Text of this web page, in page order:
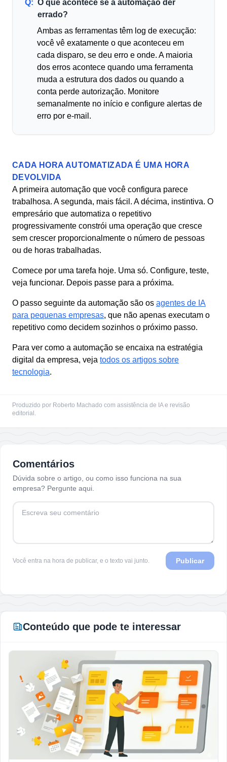
Q: O que acontece se a automação der
errado?
Ambas as ferramentas têm log de execução:
você vê exatamente o que aconteceu em
cada disparo, se deu erro e onde. A maioria
dos erros acontece quando uma ferramenta
muda a estrutura dos dados ou quando a
conta perde autorização. Monitore
semanalmente no início e configure alertas de
erro por e-mail.
CADA HORA AUTOMATIZADA É UMA HORA
DEVOLVIDA
A primeira automação que você configura parece
trabalhosa. A segunda, mais fácil. A décima, instintiva. O
empresário que automatiza o repetitivo
progressivamente constrói uma operação que cresce
sem crescer proporcionalmente o número de pessoas
ou de horas trabalhadas.
Comece por uma tarefa hoje. Uma só. Configure, teste,
veja funcionar. Depois passe para a próxima.
O passo seguinte da automação são os agentes de IA
para pequenas empresas, que não apenas executam o
repetitivo como decidem sozinhos o próximo passo.
Para ver como a automação se encaixa na estratégia
digital da empresa, veja todos os artigos sobre
tecnologia.
Produzido por Roberto Machado com assistência de IA e revisão
editorial.
Comentários
Dúvida sobre o artigo, ou como isso funciona na sua
empresa? Pergunte aqui.
Você entra na hora de publicar, e o texto vai junto. Publicar
Conteúdo que pode te interessar